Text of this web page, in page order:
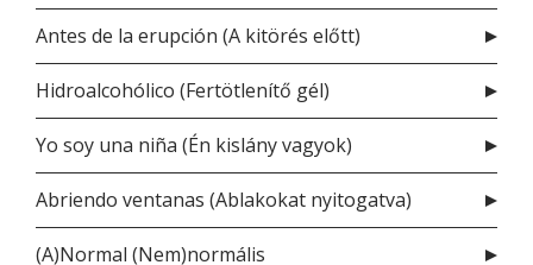
Antes de la erupción (A kitörés előtt)
Hidroalcohólico (Fertötlenítő gél)
Yo soy una niña (Én kislány vagyok)
Abriendo ventanas (Ablakokat nyitogatva)
(A)Normal (Nem)normális